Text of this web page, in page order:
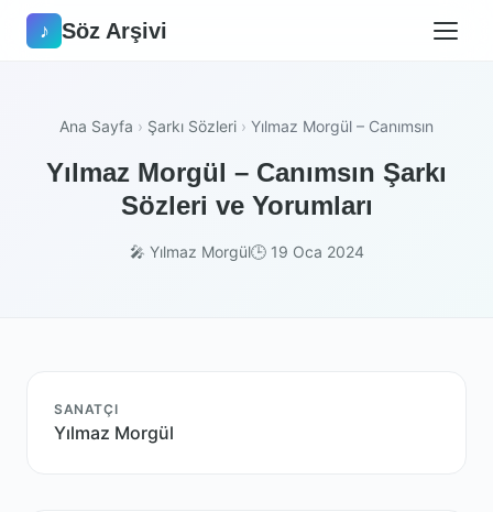
♪ Söz Arşivi
Ana Sayfa › Şarkı Sözleri › Yılmaz Morgül – Canımsın
Yılmaz Morgül – Canımsın Şarkı
Sözleri ve Yorumları
🎤 Yılmaz Morgül🕒 19 Oca 2024
SANATÇI
Yılmaz Morgül